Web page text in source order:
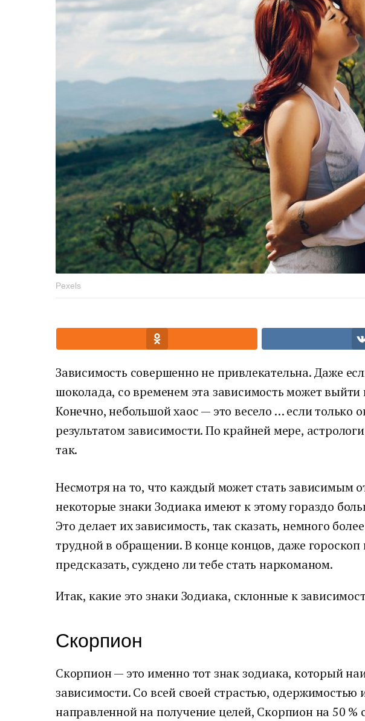
Pexels
Зависимость совершенно не привлекательна. Даже
шоколада, со временем эта зависимость может выйти
Конечно, небольшой хаос — это весело … если только
результатом зависимости. По крайней мере,
так.
Несмотря на то, что каждый может стать зависимым
некоторые знаки Зодиака имеют к этому гораздо
Это делает их зависимость, так сказать, немного
трудной в обращении. В конце концов, даже гороскоп
предсказать, суждено ли тебе стать наркоманом.
Итак, какие это знаки Зодиака, склонные к
Скорпион
Скорпион — это именно тот знак зодиака, который
зависимости. Со всей своей страстью, одержимостью
направленной на получение целей, Скорпион на 50 %